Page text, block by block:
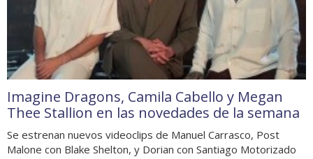
Imagine Dragons, Camila Cabello y Megan
Thee Stallion en las novedades de la semana
Se estrenan nuevos videoclips de Manuel Carrasco, Post
Malone con Blake Shelton, y Dorian con Santiago Motorizado